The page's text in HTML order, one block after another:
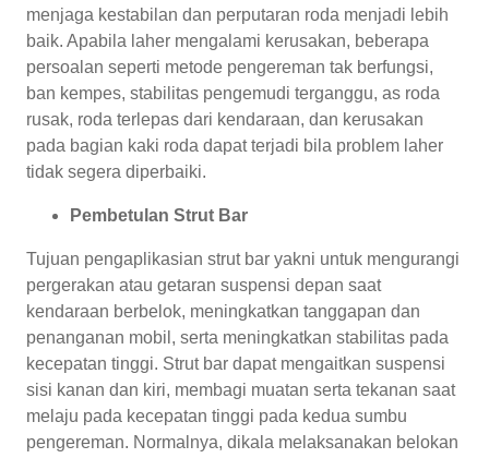
menjaga kestabilan dan perputaran roda menjadi lebih
baik. Apabila laher mengalami kerusakan, beberapa
persoalan seperti metode pengereman tak berfungsi,
ban kempes, stabilitas pengemudi terganggu, as roda
rusak, roda terlepas dari kendaraan, dan kerusakan
pada bagian kaki roda dapat terjadi bila problem laher
tidak segera diperbaiki.
Pembetulan Strut Bar
Tujuan pengaplikasian strut bar yakni untuk mengurangi
pergerakan atau getaran suspensi depan saat
kendaraan berbelok, meningkatkan tanggapan dan
penanganan mobil, serta meningkatkan stabilitas pada
kecepatan tinggi. Strut bar dapat mengaitkan suspensi
sisi kanan dan kiri, membagi muatan serta tekanan saat
melaju pada kecepatan tinggi pada kedua sumbu
pengereman. Normalnya, dikala melaksanakan belokan